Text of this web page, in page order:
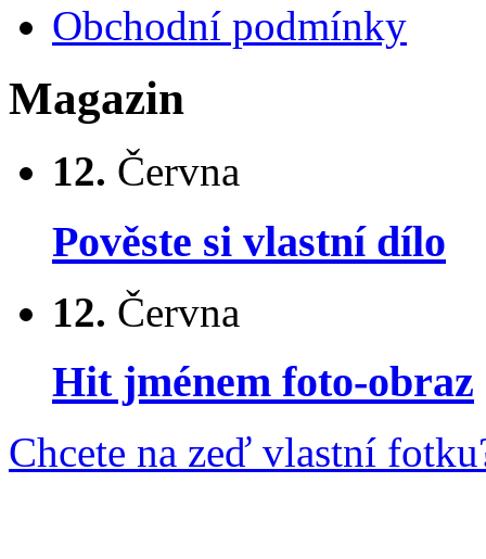
Obchodní podmínky
Magazin
12. Června
Pověste si vlastní dílo
12. Června
Hit jménem foto-obraz
Chcete na zeď vlastní